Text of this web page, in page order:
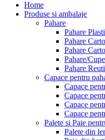
Home
Produse si ambalaje
Pahare
Pahare
Pahare
Pahare
Pahare/
Pahare
Capace pentru
Capace
Capace
Capace
Capace
Palete si Paie
Palete din